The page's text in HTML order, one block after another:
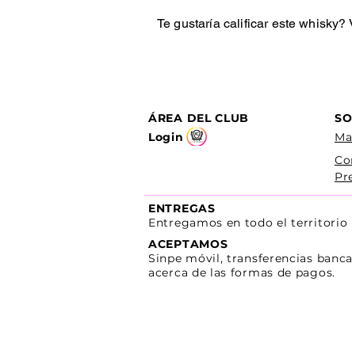
Te gustaría calificar este whisky?
ÁREA DEL CLUB
Login
ENTREGAS
Entregamos en todo el territorio
ACEPTAMOS
Sinpe móvil, transferencias
acerca de las formas de pagos.